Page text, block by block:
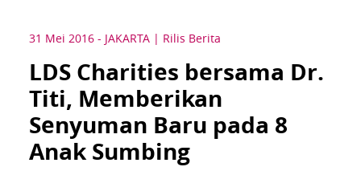
31 Mei 2016 - JAKARTA Rilis Berita
LDS Charities bersama Dr.
Titi, Memberikan
Senyuman Baru pada 8
Anak Sumbing